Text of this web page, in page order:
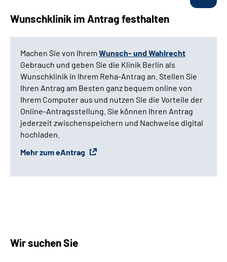
Wunschklinik im Antrag festhalten
Machen Sie von Ihrem Wunsch- und Wahlrecht
Gebrauch und geben Sie die Klinik Berlin als
Wunschklinik in Ihrem Reha-Antrag an. Stellen Sie
Ihren Antrag am Besten ganz bequem online von
Ihrem Computer aus und nutzen Sie die Vorteile der
Online-Antragsstellung. Sie können Ihren Antrag
jederzeit zwischenspeichern und Nachweise digital
hochladen.
Mehr zum eAntrag
Wir suchen Sie